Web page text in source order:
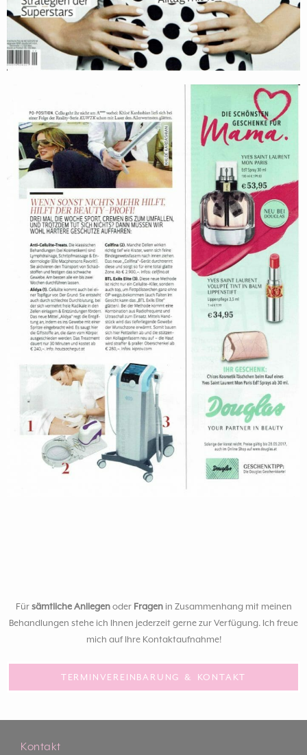
Für sämtliche Anliegenoder Fragenin Zusammenhang mit meinen
Behandlungen stehe ich Ihnen jederzeit gerne zur Verfügung. Ich freue
mich auf Ihre Kontaktaufnahme!
TERMINVEREINBARUNG & KONTAKT
Kontakt